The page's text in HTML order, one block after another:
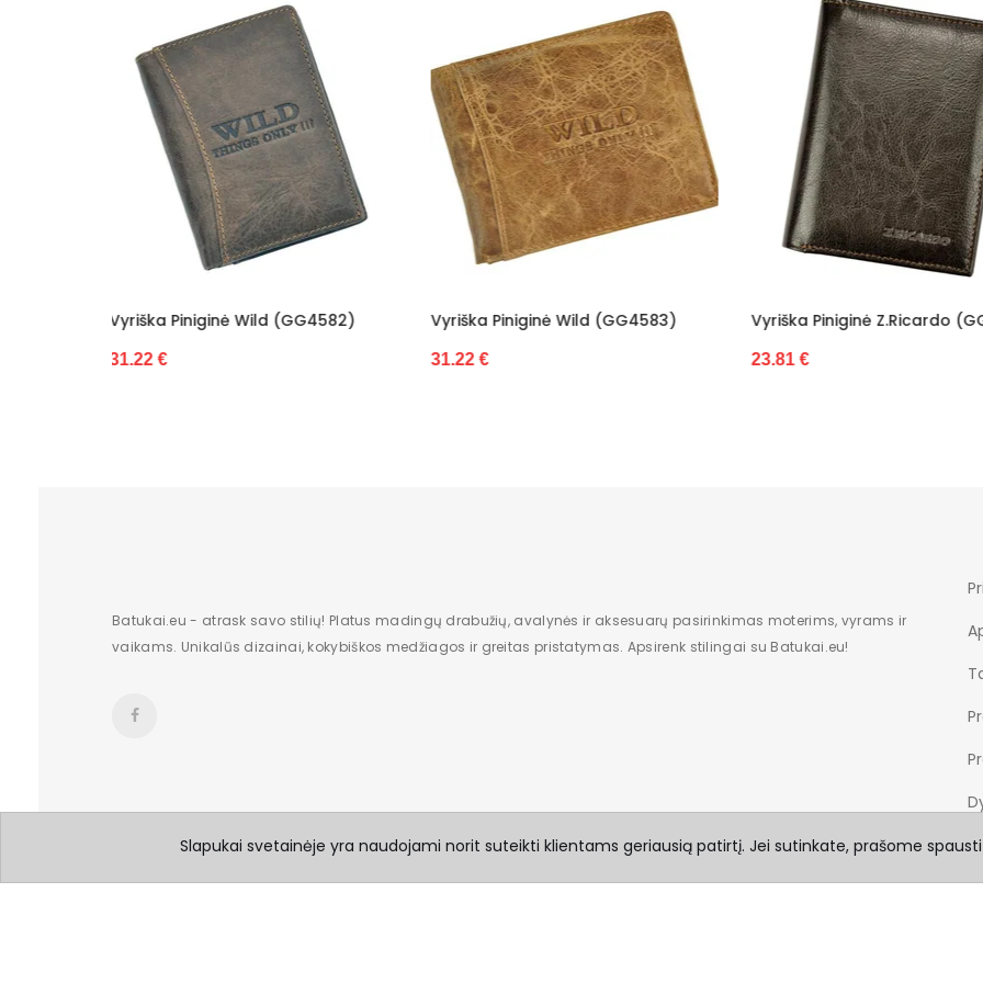
Vyriška Piniginė Wild (GG4583)
31.22 €
Vyriška Piniginė Z.Ricardo (GG5510)
23.81 €
Vyriška Piniginė Iš
Batukai.eu - atrask savo stilių! Platus madingų drabužių, avalynės ir aksesuarų pasirinkimas moterims, vyrams ir
vaikams. Unikalūs dizainai, kokybiškos medžiagos ir greitas pristatymas. Apsirenk stilingai su Batukai.eu!
Slapukai svetainėje yra naudojami norit suteikti klientams geriausią patirtį. Jei sutinkate, prašome spausti